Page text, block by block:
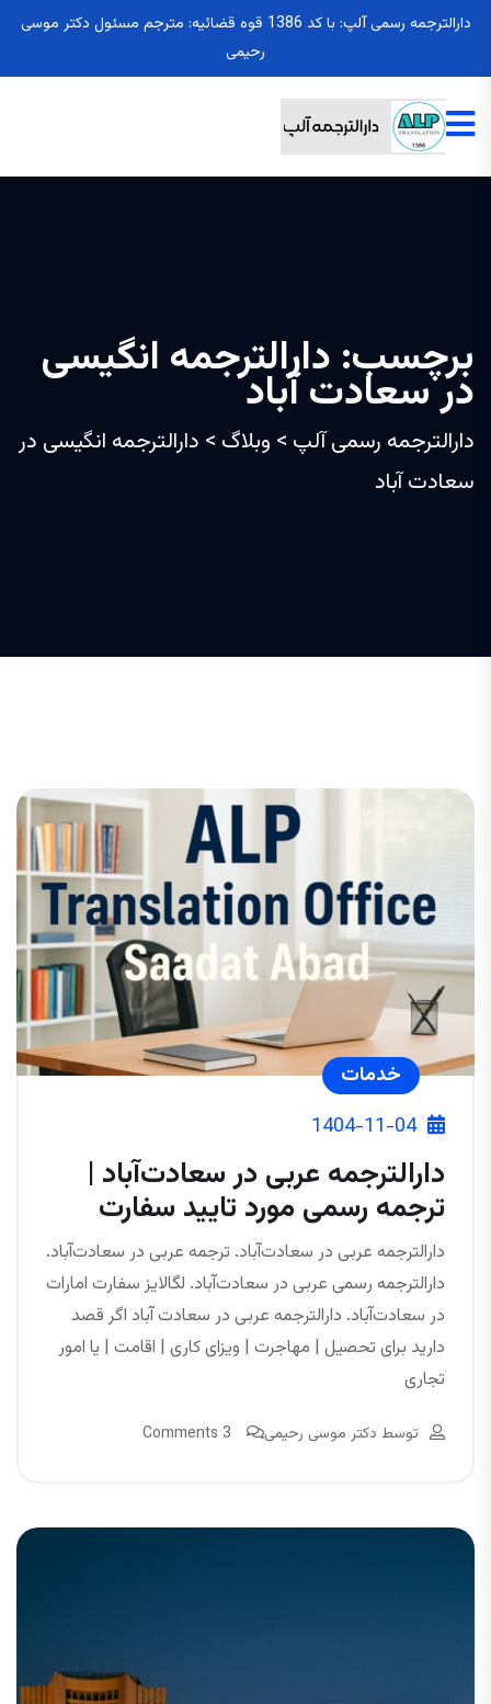
دارالترجمه رسمی آلپ: با کد 1386 قوه قضائیه: مترجم مسئول دکتر موسی
رحیمی
برچسب: دارالترجمه انگیسی
در سعادت آباد
دارالترجمه رسمی آلپ > وبلاگ > دارالترجمه انگیسی در
سعادت آباد
خدمات
1404-11-04
دارالترجمه عربی در سعادت‌آباد |
ترجمه رسمی مورد تایید سفارت
دارالترجمه عربی در سعادت‌آباد. ترجمه عربی در سعادت‌آباد.
دارالترجمه رسمی عربی در سعادت‌آباد. لگالایز سفارت امارات
در سعادت‌آباد. دارالترجمه عربی در سعادت آباد اگر قصد
دارید برای تحصیل | مهاجرت | ویزای کاری | اقامت | یا امور
تجاری
توسط دکتر موسی رحیمی 3 Comments